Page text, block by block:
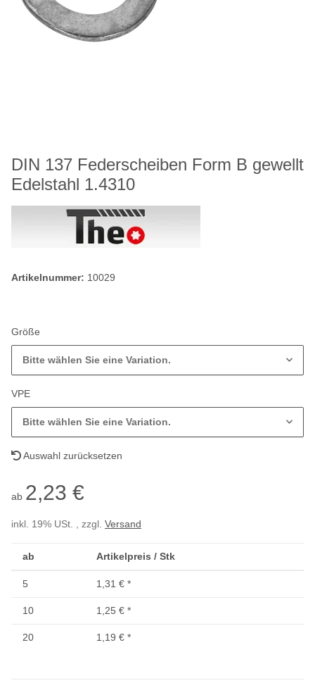
DIN 137 Federscheiben Form B gewellt
Edelstahl 1.4310
Artikelnummer: 10029
Größe
Bitte wählen Sie eine Variation.
VPE
Bitte wählen Sie eine Variation.
Auswahl zurücksetzen
ab 2,23 €
inkl. 19% USt. , zzgl. Versand
ab Artikelpreis / Stk
5 1,31 € *
10 1,25 € *
20 1,19 € *